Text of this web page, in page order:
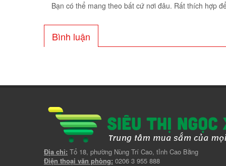
Bạn có thể mang theo bất cứ nơi đâu. Rất thích hợp
Bình luận
Địa chỉ: Tổ 18, phường Nùng Trí Cao, tỉnh Cao Bằng
Điện thoại văn phòng: 0206 3 955 888